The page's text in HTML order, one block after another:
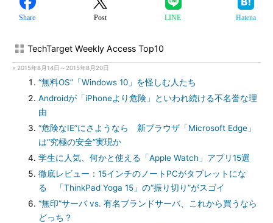
Share Post LINE Hatena
TechTarget Weekly Access Top10
» 2015年8月14日～2015年8月20日
“無料OS”「Windows 10」を怪しむ人たち
Androidが「iPhoneより危険」といわれ続ける不名誉な理
由
“危険なIE”にさようなら 新ブラウザ「Microsoft Edge」
は“究極の安全”実現か
学生に人気、何かと使える「Apple Watch」アプリ15選
徹底レビュー：15インチのノートPCがタブレットにな
る 「ThinkPad Yoga 15」の“振り切り”がスゴイ
“無印”サーバ vs. 有名ブランドサーバ、これから買うなら
どっち？